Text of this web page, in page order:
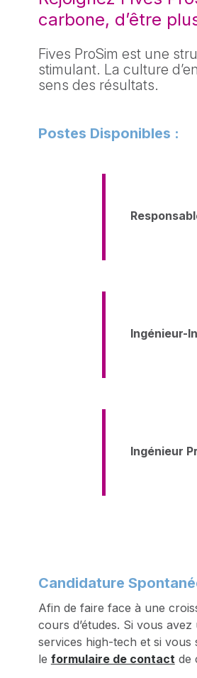
Simulation batch
BatchColumn
BatchReactor
carbone, d’être
Fives ProSim est une
stimulant. La culture
sens des résultats.
Postes Disponibles :
Ingénieur-
Ingénieur
Candidature
Afin de faire face à une
cours d’études. Si vous
services high-tech et si
le formulaire de contactde